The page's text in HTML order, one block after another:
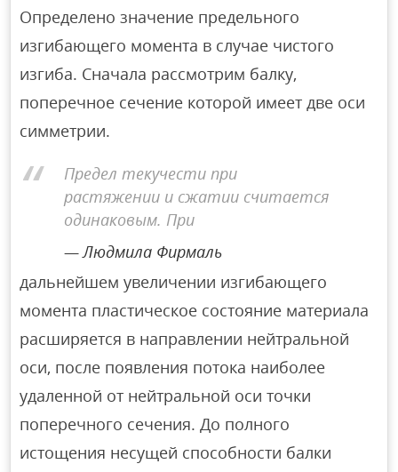
Определено значение предельного
изгибающего момента в случае чистого
изгиба. Сначала рассмотрим балку,
поперечное сечение которой имеет две оси
симметрии.
Предел текучести при
растяжении и сжатии считается
одинаковым. При
Людмила Фирмаль
дальнейшем увеличении изгибающего
момента пластическое состояние материала
расширяется в направлении нейтральной
оси, после появления потока наиболее
удаленной от нейтральной оси точки
поперечного сечения. До полного
истощения несущей способности балки